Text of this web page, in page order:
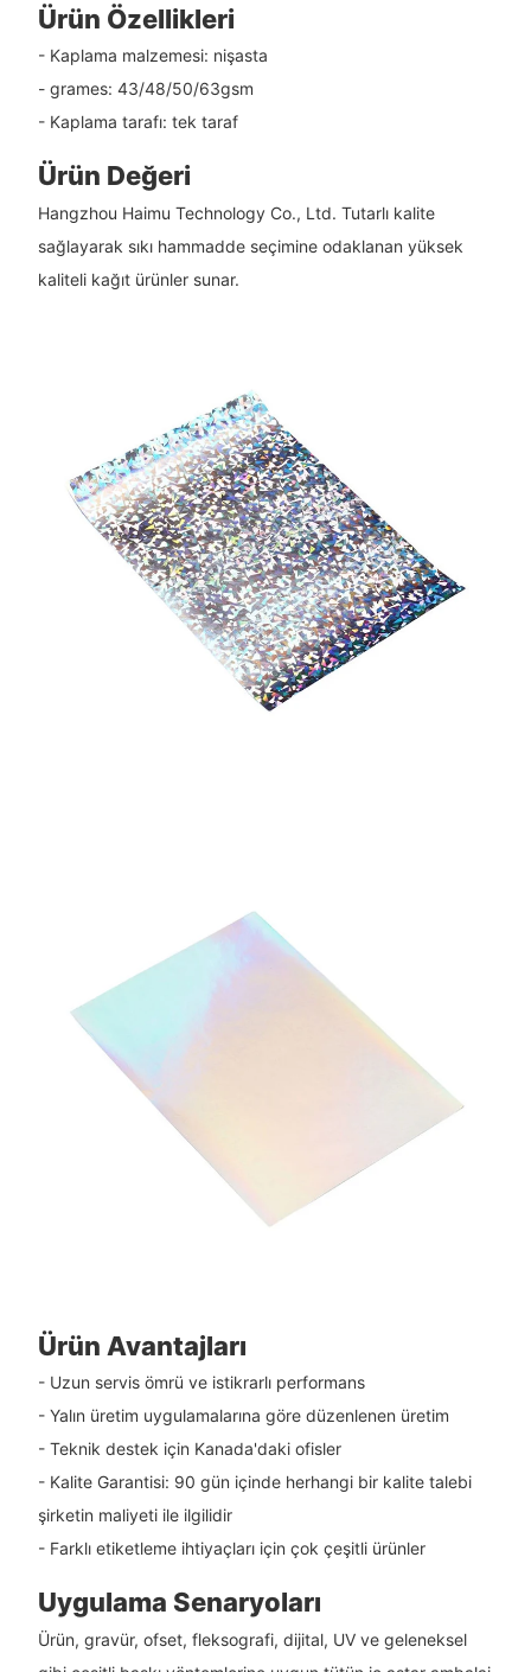
Ürün Özellikleri
- Kaplama malzemesi: nişasta
- grames: 43/48/50/63gsm
- Kaplama tarafı: tek taraf
Ürün Değeri
Hangzhou Haimu Technology Co., Ltd. Tutarlı kalite
sağlayarak sıkı hammadde seçimine odaklanan yüksek
kaliteli kağıt ürünler sunar.
Ürün Avantajları
- Uzun servis ömrü ve istikrarlı performans
- Yalın üretim uygulamalarına göre düzenlenen üretim
- Teknik destek için Kanada'daki ofisler
- Kalite Garantisi: 90 gün içinde herhangi bir kalite talebi
şirketin maliyeti ile ilgilidir
- Farklı etiketleme ihtiyaçları için çok çeşitli ürünler
Uygulama Senaryoları
Ürün, gravür, ofset, fleksografi, dijital, UV ve geleneksel